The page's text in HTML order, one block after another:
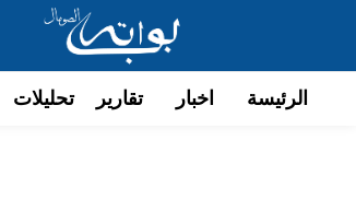
الرئيسة اخبار تقارير تحليلات